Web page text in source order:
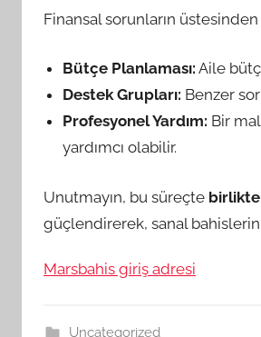
Finansal sorunların
Bütçe Planlaması: Aile
Destek Grupları: Benzer
Profesyonel Yardım: Bir
yardımcı olabilir.
Unutmayın, bu süreçte
güçlendirerek, sanal
Marsbahis giriş adresi
Uncategorized